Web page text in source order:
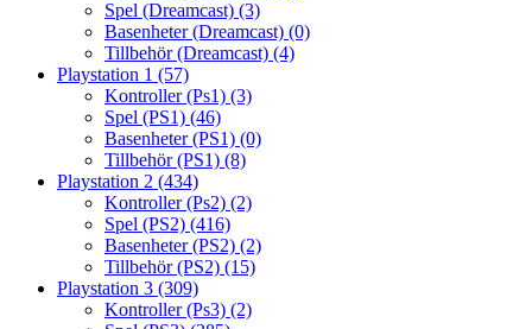
Spel (Dreamcast) (3)
Basenheter (Dreamcast) (0)
Tillbehör (Dreamcast) (4)
Playstation 1 (57)
Kontroller (Ps1) (3)
Spel (PS1) (46)
Basenheter (PS1) (0)
Tillbehör (PS1) (8)
Playstation 2 (434)
Kontroller (Ps2) (2)
Spel (PS2) (416)
Basenheter (PS2) (2)
Tillbehör (PS2) (15)
Playstation 3 (309)
Kontroller (Ps3) (2)